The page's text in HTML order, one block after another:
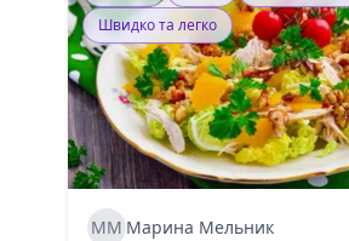
Швидко та легко
ММ Марина Мельник